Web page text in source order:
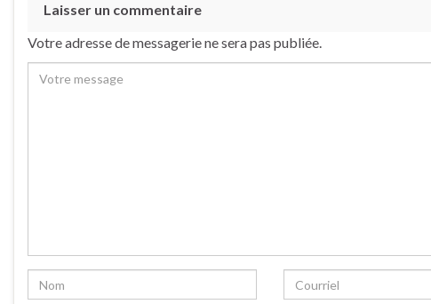
Laisser un commentaire
Votre adresse de messagerie ne sera pas publiée.